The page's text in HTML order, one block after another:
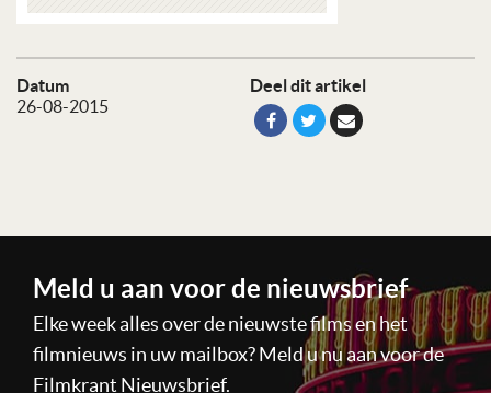
Datum
26-08-2015
Deel dit artikel
Meld u aan voor de nieuwsbrief
Elke week alles over de nieuwste films en het
filmnieuws in uw mailbox? Meld u nu aan voor de
Filmkrant Nieuwsbrief.